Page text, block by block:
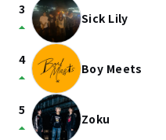
3
arrow_drop_up Sick Lily
4
arrow_drop_up Boy Meets
5
arrow_drop_up Zoku